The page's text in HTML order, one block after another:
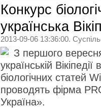
Конкурс
українська
2013-09-06 13:36:00.
З першого
українській
біологічних статей
проводять фірма
Україна».